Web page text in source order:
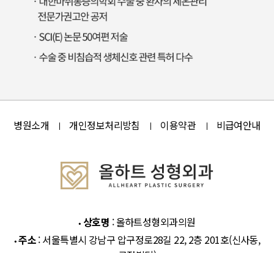
병원소개 개인정보처리방침 이용약관 비급여안내
상호명 : 올하트성형외과의원
주소: 서울특별시 강남구 압구정로28길 22, 2층 201호(신사동,